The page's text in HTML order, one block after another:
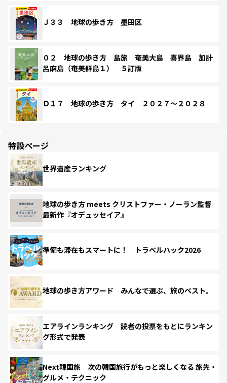
Ｊ３３ 地球の歩き方 墨田区
０２ 地球の歩き方 島旅 奄美大島 喜界島 加計
呂麻島（奄美群島１） ５訂版
Ｄ１７ 地球の歩き方 タイ ２０２７～２０２８
特設ページ
世界遺産ランキング
地球の歩き方 meets クリストファー・ノーラン監督
最新作『オデュッセイア』
準備も滞在もスマートに！ トラベルハック2026
地球の歩き方アワード みんなで選ぶ、旅のベスト。
エアラインランキング 読者の投票をもとにランキン
グ形式で発表
Next韓国旅 次の韓国旅行がもっと楽しくなる 旅先・
グルメ・テクニック